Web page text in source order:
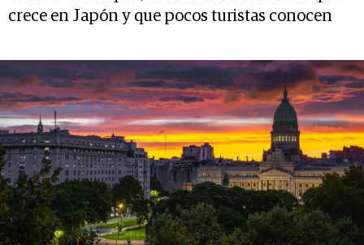
crece en Japón y que pocos turistas conocen